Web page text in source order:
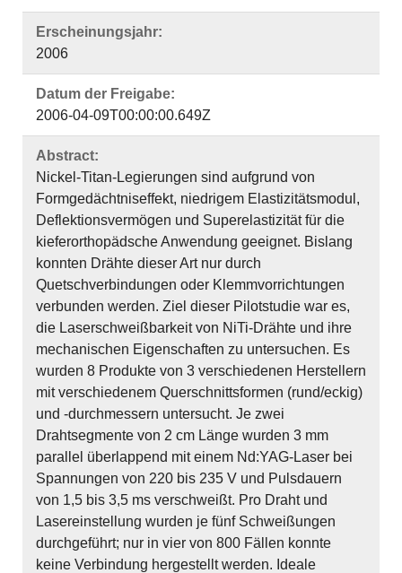
Erscheinungsjahr:
2006
Datum der Freigabe:
2006-04-09T00:00:00.649Z
Abstract:
Nickel-Titan-Legierungen sind aufgrund von
Formgedächtniseffekt, niedrigem Elastizitätsmodul,
Deflektionsvermögen und Superelastizität für die
kieferorthopädsche Anwendung geeignet. Bislang
konnten Drähte dieser Art nur durch
Quetschverbindungen oder Klemmvorrichtungen
verbunden werden. Ziel dieser Pilotstudie war es,
die Laserschweißbarkeit von NiTi-Drähte und ihre
mechanischen Eigenschaften zu untersuchen. Es
wurden 8 Produkte von 3 verschiedenen Herstellern
mit verschiedenem Querschnittsformen (rund/eckig)
und -durchmessern untersucht. Je zwei
Drahtsegmente von 2 cm Länge wurden 3 mm
parallel überlappend mit einem Nd:YAG-Laser bei
Spannungen von 220 bis 235 V und Pulsdauern
von 1,5 bis 3,5 ms verschweißt. Pro Draht und
Lasereinstellung wurden je fünf Schweißungen
durchgeführt; nur in vier von 800 Fällen konnte
keine Verbindung hergestellt werden. Ideale